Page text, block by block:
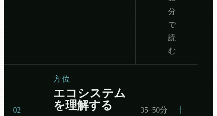
分
で
読
む
02
方位
エコシステム
を理解する
35–50分